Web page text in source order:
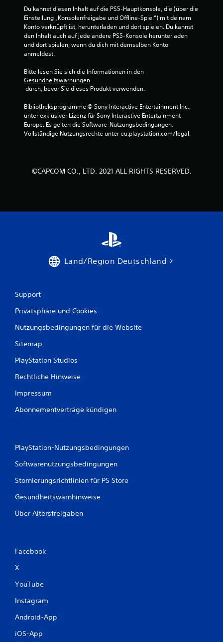
Du kannst diesen Inhalt auf die PS5-Hauptkonsole, die (über die
Einstellung „Konsolenfreigabe und Offline-Spiel“) mit deinem
Konto verknüpft ist, herunterladen und dort spielen. Du kannst
den Inhalt auch auf jede andere PS5-Konsole herunterladen
und dort spielen, wenn du dich mit demselben Konto
anmeldest.
Bitte lesen Sie sich die Informationen in den
Gesundheitswarnungen
durch, bevor Sie dieses Produkt verwenden.
Bibliotheksprogramme © Sony Interactive Entertainment Inc.,
unter exklusiver Lizenz für Sony Interactive Entertainment
Europe. Es gelten die Software-Nutzungsbedingungen.
Vollständige Nutzungsrechte unter eu.playstation.com/legal.
©CAPCOM CO., LTD. 2021 ALL RIGHTS RESERVED.
Land/Region Deutschland
Support
Privatsphäre und Cookies
Nutzungsbedingungen für die Website
Sitemap
PlayStation Studios
Rechtliche Hinweise
Impressum
Abonnementverträge kündigen
PlayStation-Nutzungsbedingungen
Softwarenutzungsbedingungen
Stornierungsrichtlinien für PS Store
Gesundheitswarnhinweise
Über Altersfreigaben
Facebook
X
YouTube
Instagram
Android-App
iOS-App